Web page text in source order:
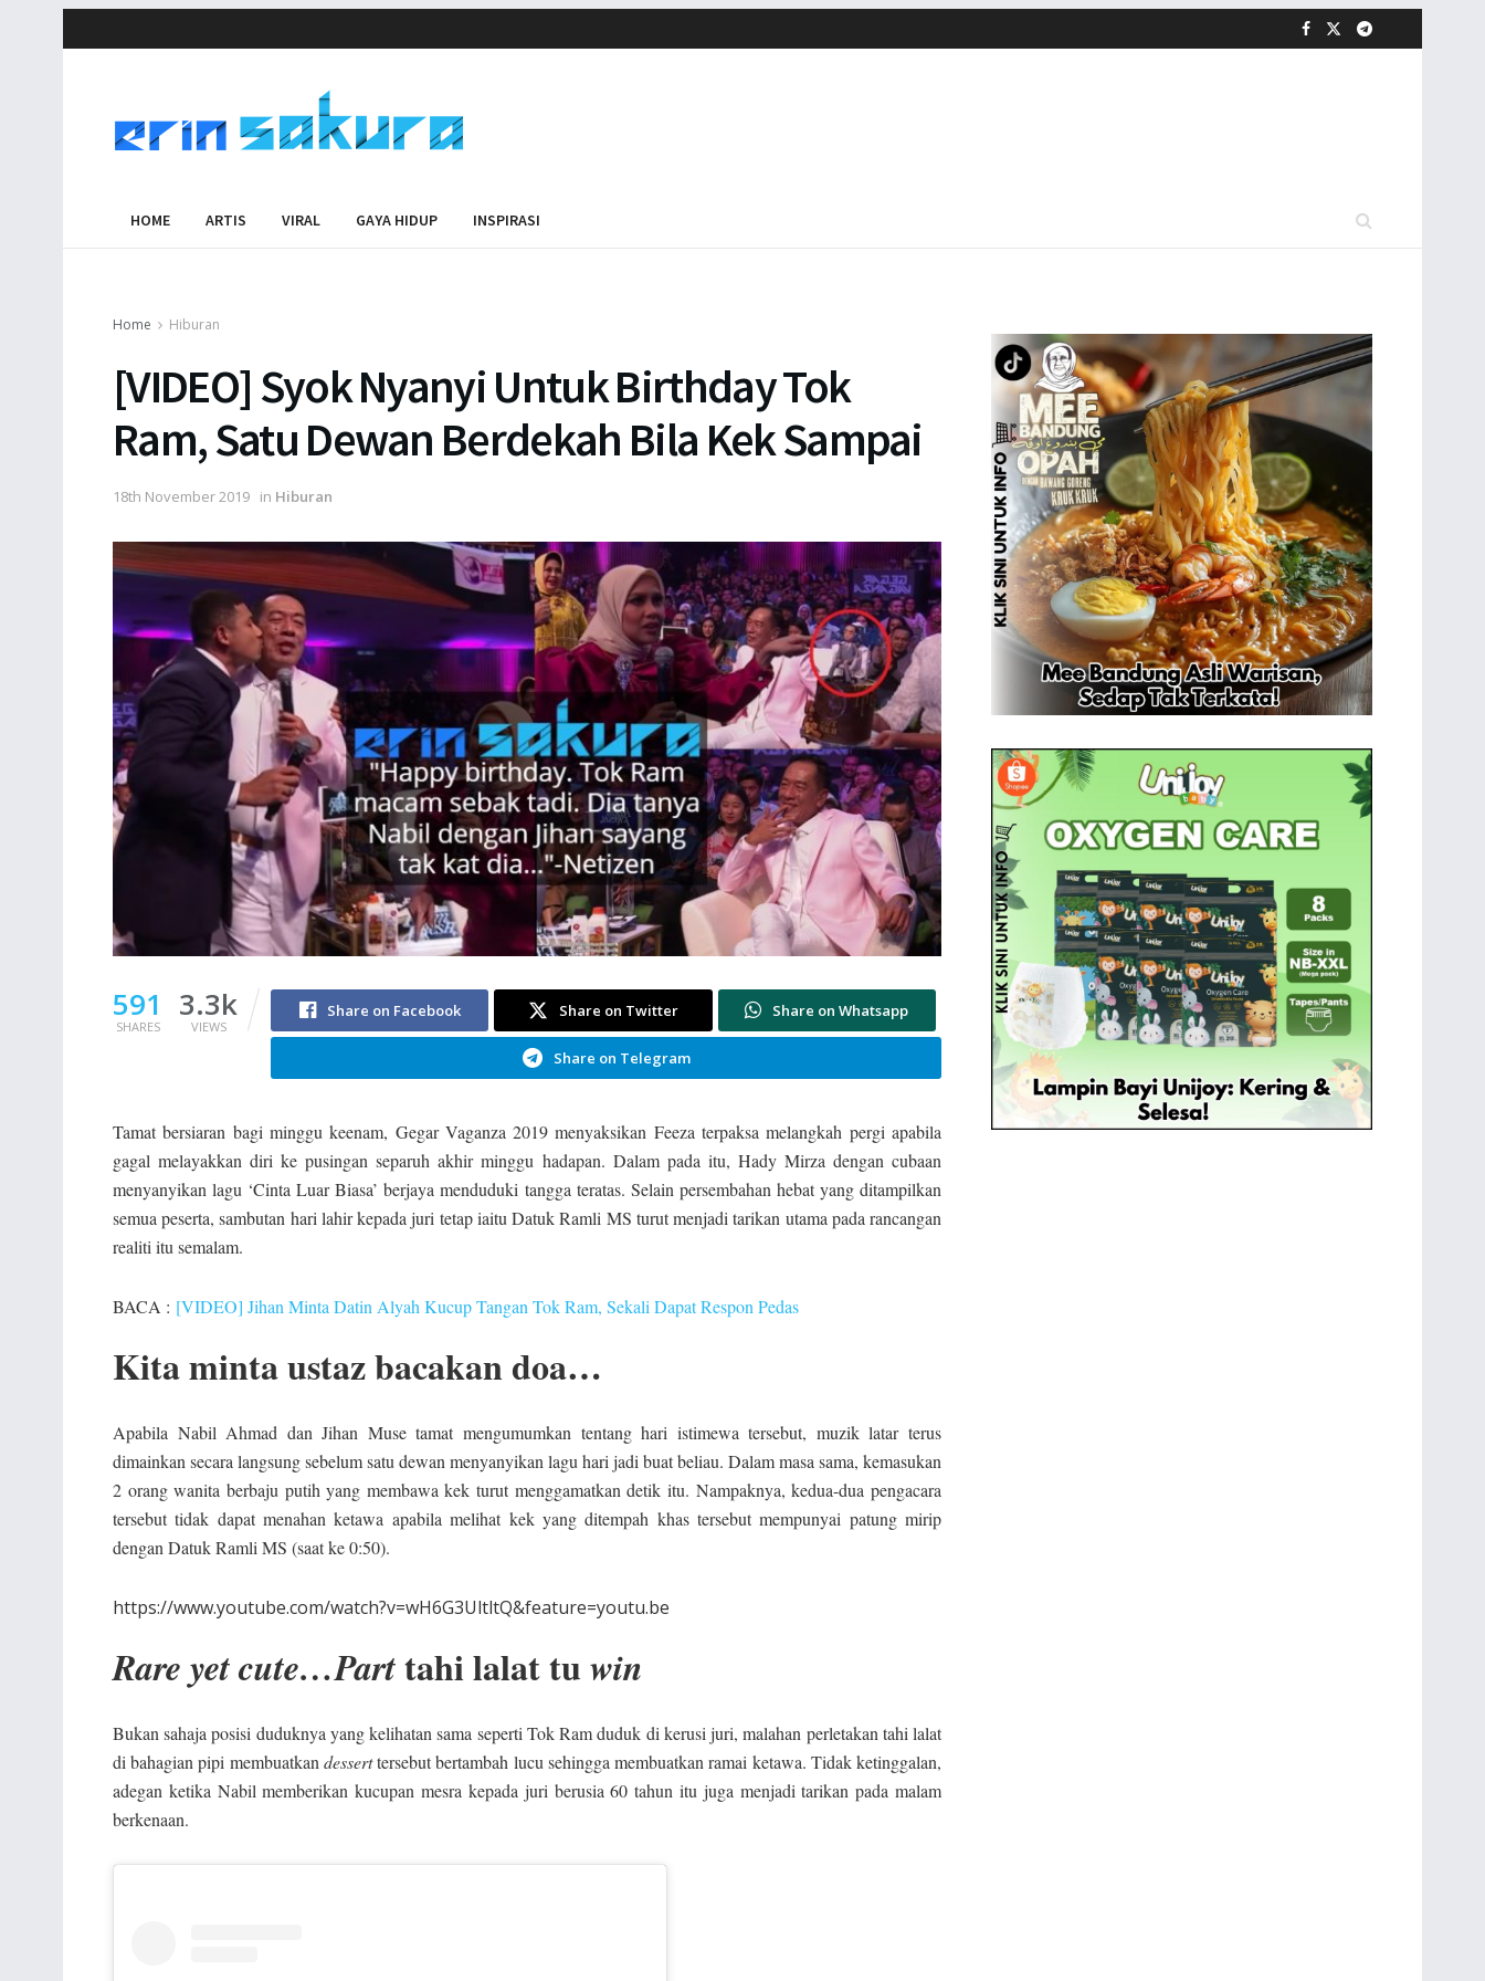
HOME ARTIS VIRAL GAYA HIDUP INSPIRASI
Home Hiburan
[VIDEO] Syok Nyanyi Untuk Birthday Tok
Ram, Satu Dewan Berdekah Bila Kek Sampai
18th November 2019 in Hiburan
591
SHARES
3.3k
VIEWS
Share on Facebook Share on Twitter Share on Whatsapp
Share on Telegram
Tamat bersiaran bagi minggu keenam, Gegar Vaganza 2019 menyaksikan Feeza terpaksa melangkah pergi apabila
gagal melayakkan diri ke pusingan separuh akhir minggu hadapan. Dalam pada itu, Hady Mirza dengan cubaan
menyanyikan lagu ‘Cinta Luar Biasa’ berjaya menduduki tangga teratas. Selain persembahan hebat yang ditampilkan
semua peserta, sambutan hari lahir kepada juri tetap iaitu Datuk Ramli MS turut menjadi tarikan utama pada rancangan
realiti itu semalam.
BACA : [VIDEO] Jihan Minta Datin Alyah Kucup Tangan Tok Ram, Sekali Dapat Respon Pedas
Kita minta ustaz bacakan doa…
Apabila Nabil Ahmad dan Jihan Muse tamat mengumumkan tentang hari istimewa tersebut, muzik latar terus
dimainkan secara langsung sebelum satu dewan menyanyikan lagu hari jadi buat beliau. Dalam masa sama, kemasukan
2 orang wanita berbaju putih yang membawa kek turut menggamatkan detik itu. Nampaknya, kedua-dua pengacara
tersebut tidak dapat menahan ketawa apabila melihat kek yang ditempah khas tersebut mempunyai patung mirip
dengan Datuk Ramli MS (saat ke 0:50).
https://www.youtube.com/watch?v=wH6G3UltltQ&feature=youtu.be
Rare yet cute…Parttahi lalat tuwin
Bukan sahaja posisi duduknya yang kelihatan sama seperti Tok Ram duduk di kerusi juri, malahan perletakan tahi lalat
di bahagian pipi membuatkan desserttersebut bertambah lucu sehingga membuatkan ramai ketawa. Tidak ketinggalan,
adegan ketika Nabil memberikan kucupan mesra kepada juri berusia 60 tahun itu juga menjadi tarikan pada malam
berkenaan.